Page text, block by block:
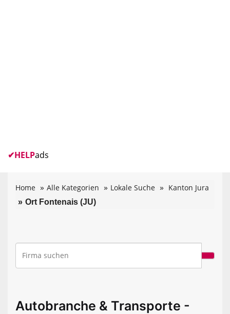
✔HELPads
Home Alle Kategorien Lokale Suche Kanton Jura
Ort Fontenais (JU)
Autobranche & Transporte -